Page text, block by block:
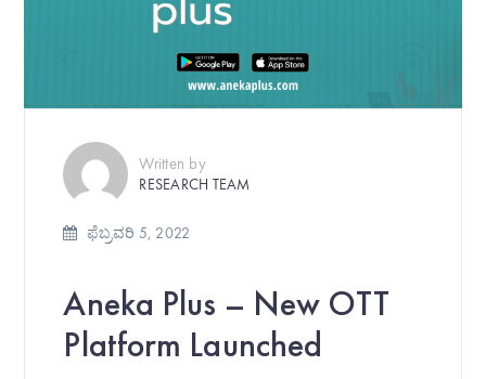
Written by
RESEARCH TEAM
ಫೆಬ್ರವರಿ 5, 2022
Aneka Plus – New OTT
Platform Launched